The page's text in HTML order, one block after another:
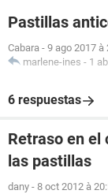
Pastillas
Cabara - 9 ago 2017 à
marlene-ines - 1
6 respuestas
Retraso en el
las pastillas
dany - 8 oct 2012 à